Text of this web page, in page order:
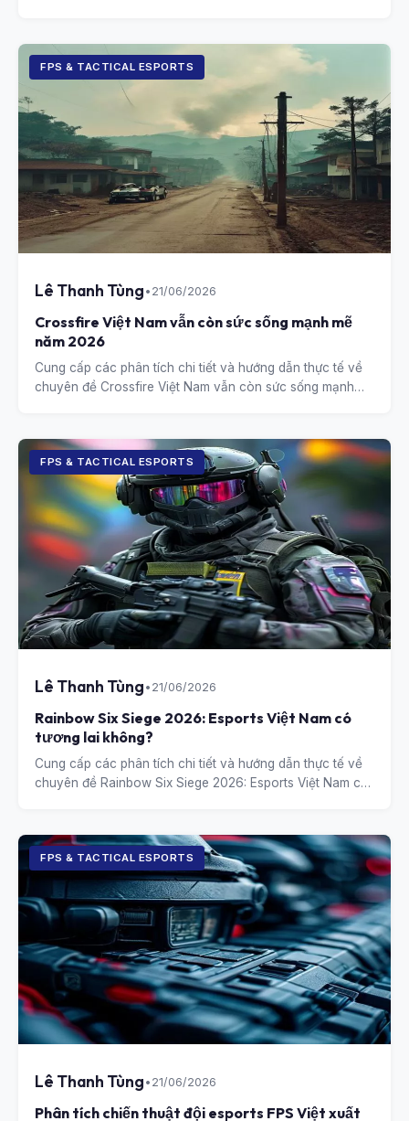
FPS & TACTICAL ESPORTS
Lê Thanh Tùng • 21/06/2026
Crossfire Việt Nam vẫn còn sức sống mạnh mẽ
năm 2026
Cung cấp các phân tích chi tiết và hướng dẫn thực tế về
chuyên đề Crossfire Việt Nam vẫn còn sức sống mạnh
FPS & TACTICAL ESPORTS
Lê Thanh Tùng • 21/06/2026
Rainbow Six Siege 2026: Esports Việt Nam có
tương lai không?
Cung cấp các phân tích chi tiết và hướng dẫn thực tế về
chuyên đề Rainbow Six Siege 2026: Esports Việt Nam có
FPS & TACTICAL ESPORTS
Lê Thanh Tùng • 21/06/2026
Phân tích chiến thuật đội esports FPS Việt xuất